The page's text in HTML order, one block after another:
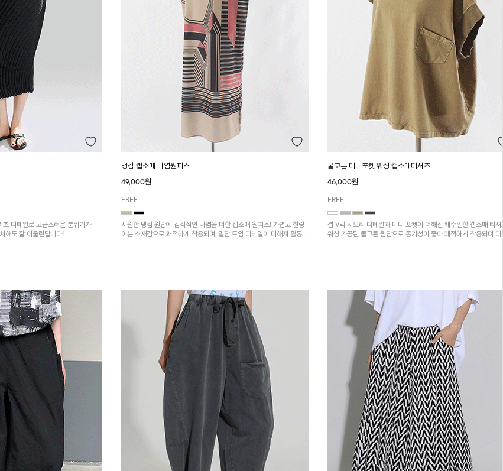
디테일로 고급스러운 분위기가
해도 잘 어울린답니다!
냉감 캡소매 나염원피스
49,000원
FREE
시원한 냉감 원단에 감각적인 나염을 더한 캡소매 원피스! 가볍고 찰랑
이는 소재감으로 쾌적하게 착용되며, 밑단 트임 디테일이 더해져 활동성
쿨코튼 미니포켓 워싱 캡소매티셔츠
46,000원
FREE
겹 V넥 시보리 디테일과 미니 포켓이 더해진 캐주얼한 캡소매 티셔
워싱 가공된 쿨코튼 원단으로 통기성이 좋아 쾌적하게 착용되며 다